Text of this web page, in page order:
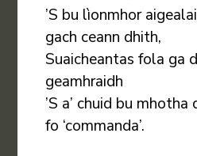
’S bu lìonmhor
gach ceann dhith,
Suaicheantas fola ga
geamhraidh
’S a’ chuid bu
fo ‘commanda’.